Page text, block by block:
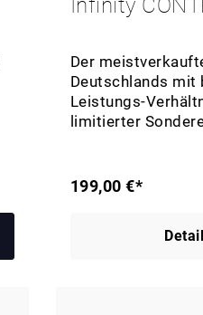
Der
Deutschlands mit
Leistungs-
limitierter
199,00 €*